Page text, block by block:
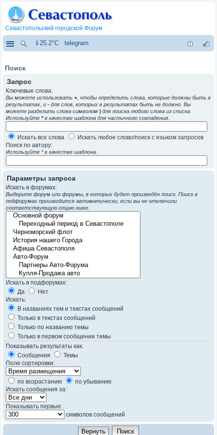
Севастопольский городской Форум
⇓25.2°C telegram
Поиск
Запрос
Ключевые слова:
Вы можете использовать +, чтобы определить слова, которые должны быть в
результатах, и - для слов, которых в результатах быть не должно. Вы
можете разделить слова символом | для поиска любого слова из списка.
Используйте *в качестве шаблона для частичного совпадения.
Искать все слова
Искать любое слово/поиск с языком запросов
Поиск по автору:
Используйте * в качестве шаблона.
Параметры запроса
Искать в форумах:
Выберите форум или форумы, в которых будет произведён поиск. Поиск в
подфорумах производится автоматически, если вы не отключили
соответствующую опцию ниже.
Искать в подфорумах:
Да
Нет
Искать:
В названиях тем и текстах сообщений
Только в текстах сообщений
Только по названию темы
Только в первом сообщении темы
Показывать результаты как:
Сообщения
Темы
Поле сортировки:
по возрастанию
по убыванию
Искать сообщения за:
Показывать первые:
символов сообщений